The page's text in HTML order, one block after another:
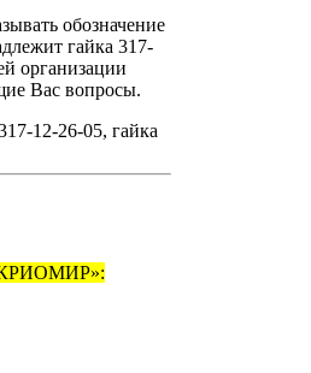
обозначение
гайка 317-
организации
Вас вопросы.
12-26-05, гайка